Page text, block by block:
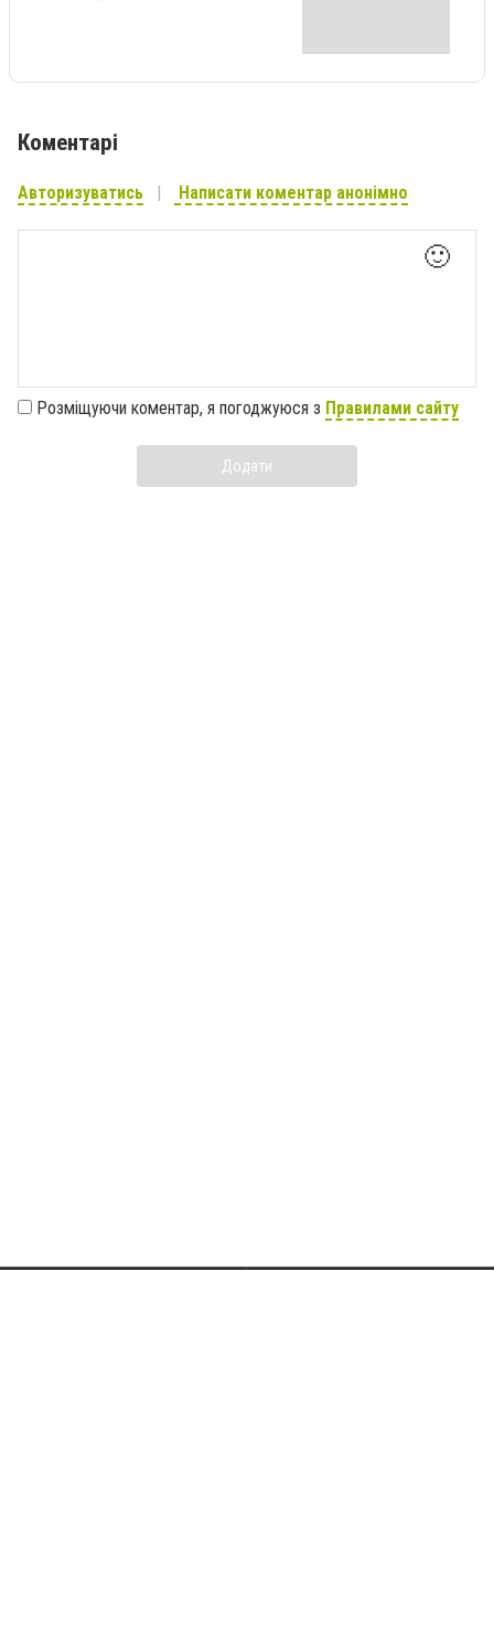
Коментарі
Авторизуватись Написати коментар анонімно
🙂
Розміщуючи коментар, я погоджуюся з Правилами сайту
Додати